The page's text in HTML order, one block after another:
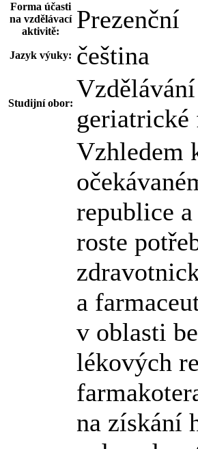
Forma účasti
na vzdělávací
aktivitě:
Prezenční
Jazyk výuky: čeština
Studijní obor:
geriatrické
Vzhledem
republice
roste
a
v oblasti
lékových
na získání